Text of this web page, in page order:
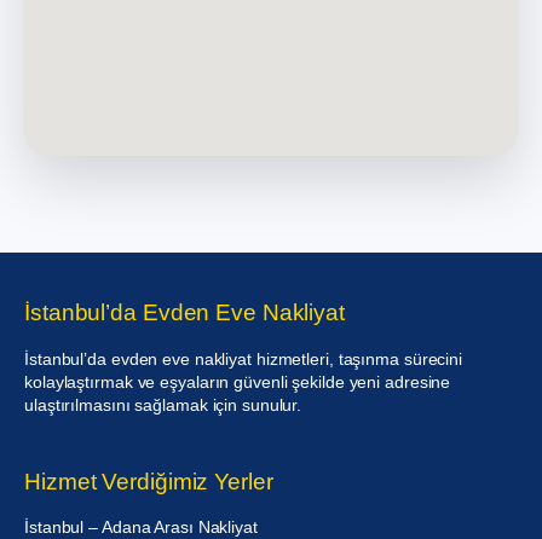
İstanbul’da Evden Eve Nakliyat
İstanbul’da evden eve nakliyat hizmetleri, taşınma sürecini
kolaylaştırmak ve eşyaların güvenli şekilde yeni adresine
ulaştırılmasını sağlamak için sunulur.
Hizmet Verdiğimiz Yerler
İstanbul – Adana Arası Nakliyat